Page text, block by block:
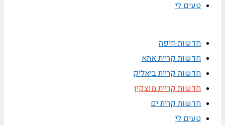
טעים לי
חדשות חיפה
חדשות קריית אתא
חדשות קריית ביאליק
חדשות קריית מוצקין
חדשות קרית ים
טעים לי